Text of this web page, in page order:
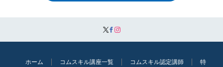
ホーム コムスキル講座一覧 コムスキル認定講師
特